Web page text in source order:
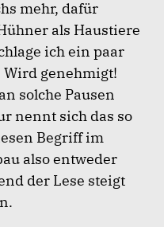
mehr, dafür
als Haustiere
ich ein paar
genehmigt!
solche Pausen
nennt sich das so
Begriff im
also entweder
der Lese steigt